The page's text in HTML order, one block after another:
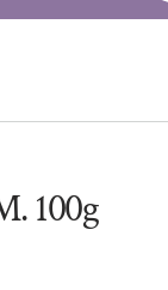
100g